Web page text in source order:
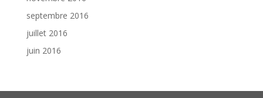
septembre 2016
juillet 2016
juin 2016